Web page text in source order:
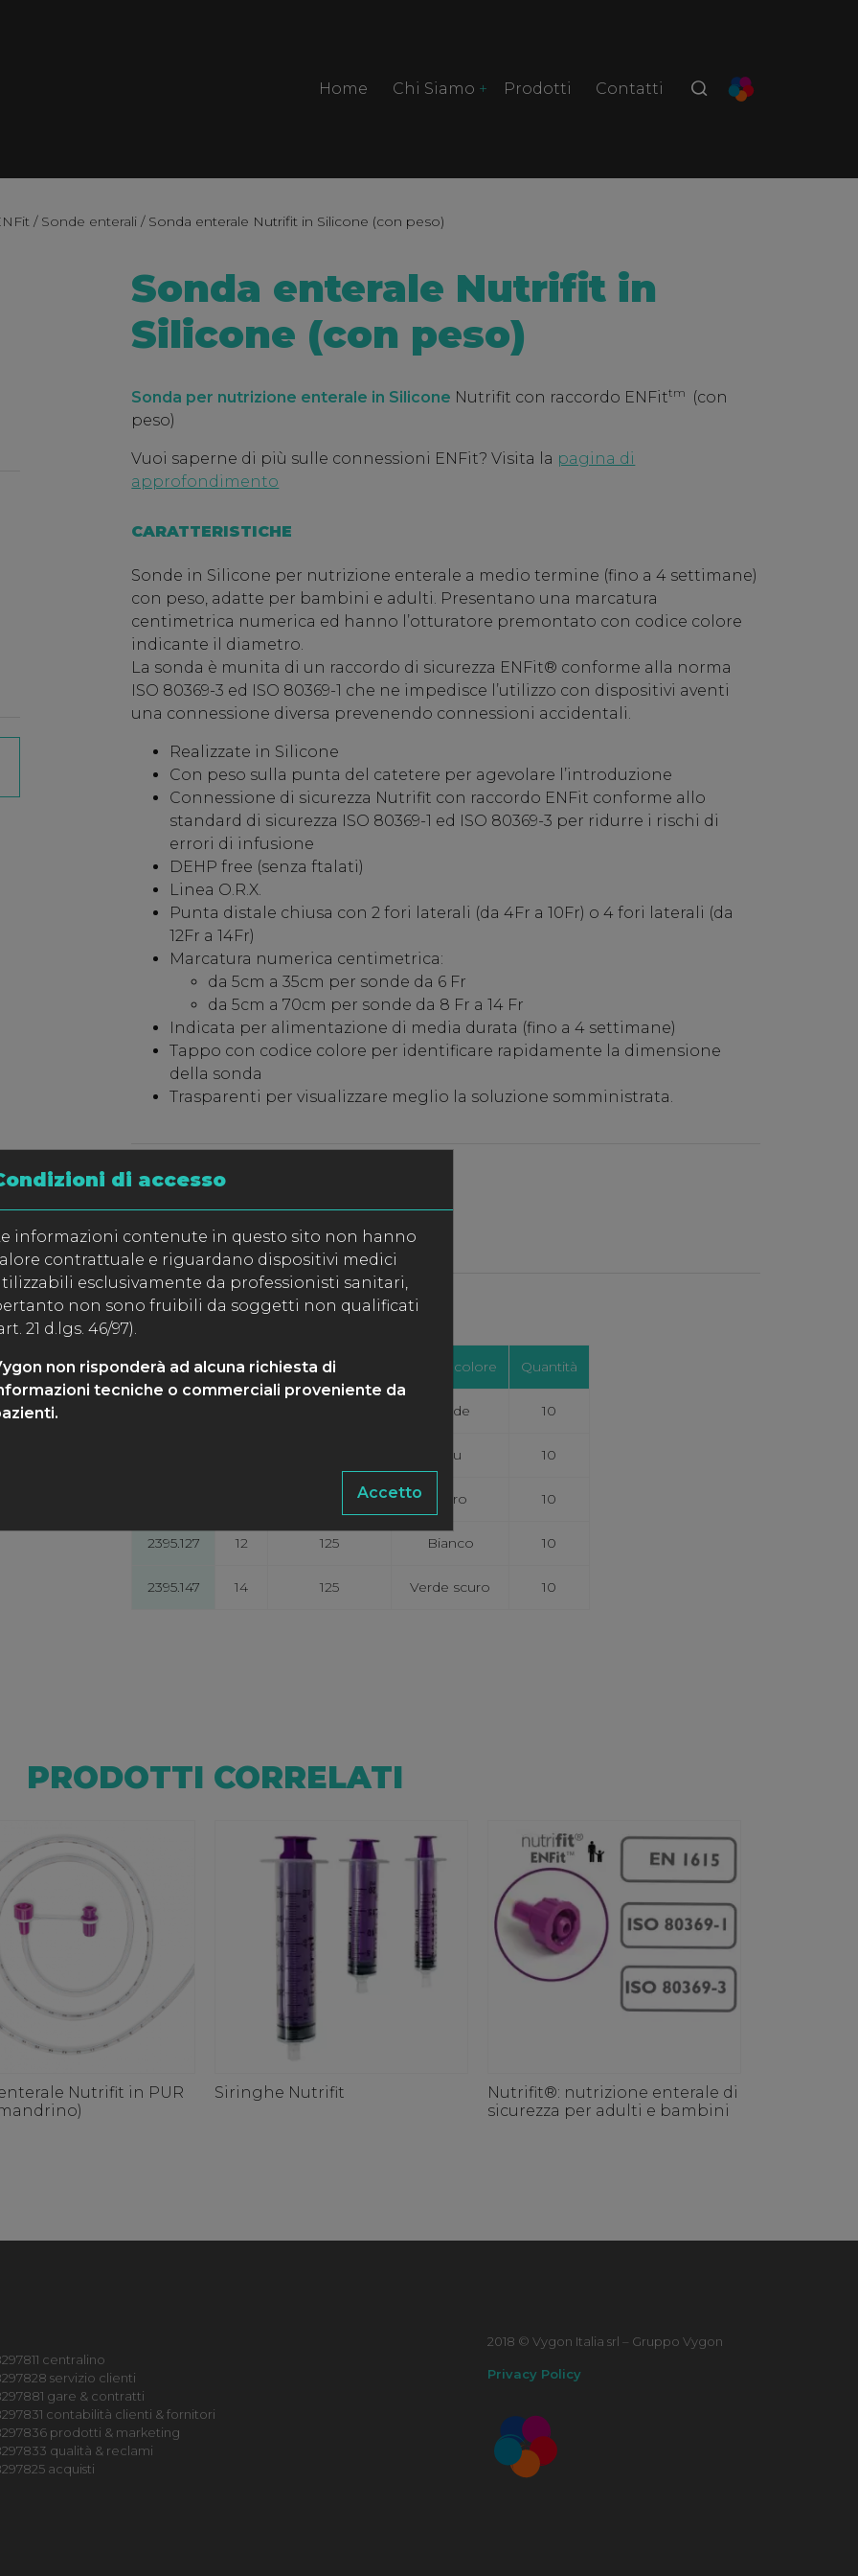
di accesso
informazioni contenute in questo sito non hanno
contrattuale e riguardano dispositivi medici
esclusivamente da professionisti sanitari,
non sono fruibili da soggetti non qualificati
21 d.lgs. 46/97).
non risponderà ad alcuna richiesta di
tecniche o commerciali proveniente da
Accetto
Home Chi Siamo Prodotti Contatti
/ Sonde enterali / Sonda enterale Nutrifit in Silicone (con peso)
Sonda enterale Nutrifit in
Silicone (con peso)
Sonda per nutrizione enterale in Silicone Nutrifit con raccordo ENFittm
(con
peso)
Vuoi saperne di più sulle connessioni ENFit? Visita la pagina di
approfondimento
CARATTERISTICHE
Sonde in Silicone per nutrizione enterale a medio termine (fino a 4 settimane)
con peso, adatte per bambini e adulti. Presentano una marcatura
centimetrica numerica ed hanno l’otturatore premontato con codice colore
indicante il diametro.
La sonda è munita di un raccordo di sicurezza ENFit® conforme alla norma
ISO 80369-3 ed ISO 80369-1 che ne impedisce l’utilizzo con dispositivi aventi
una connessione diversa prevenendo connessioni accidentali.
Realizzate in Silicone
Con peso sulla punta del catetere per agevolare l’introduzione
Connessione di sicurezza Nutrifit con raccordo ENFit conforme allo
standard di sicurezza ISO 80369-1 ed ISO 80369-3 per ridurre i rischi di
errori di infusione
DEHP free (senza ftalati)
Linea O.R.X.
Punta distale chiusa con 2 fori laterali (da 4Fr a 10Fr) o 4 fori laterali (da
12Fr a 14Fr)
Marcatura numerica centimetrica:
da 5cm a 35cm per sonde da 6 Fr
da 5cm a 70cm per sonde da 8 Fr a 14 Fr
Indicata per alimentazione di media durata (fino a 4 settimane)
Tappo con codice colore per identificare rapidamente la dimensione
della sonda
Trasparenti per visualizzare meglio la soluzione somministrata.
CONFEZIONE
SPECIFICHE
CODICE Ø Fr Lunghezza cm Codice colore Quantità
Verde 10
Blu 10
Nero 10
2395.127 12 125 Bianco 10
2395.147 14 125 Verde scuro 10
PRODOTTI CORRELATI
Nutrifit in PUR
Siringhe Nutrifit
Nutrifit®: nutrizione enterale di
sicurezza per adulti e bambini
centralino
servizio clienti
gare & contratti
contabilità clienti & fornitori
prodotti & marketing
qualità & reclami
acquisti
2018 © Vygon Italia srl – Gruppo Vygon
Privacy Policy